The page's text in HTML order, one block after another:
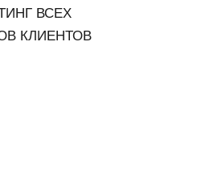
ВСЕХ
КЛИЕНТОВ